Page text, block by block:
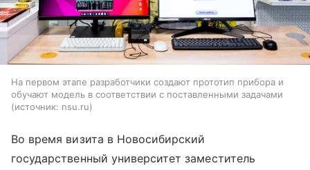
На первом этапе разработчики создают прототип прибора и
обучают модель в соответствии с поставленными задачами
источник: nsu.ru
Во время визита в Новосибирский
государственный университет заместитель